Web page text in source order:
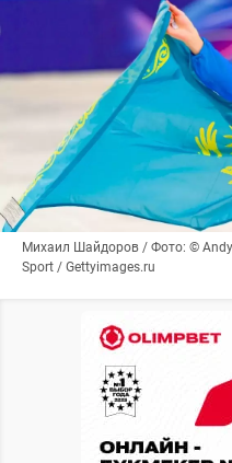
Михаил Шайдоров / Фото: ©
Sport / Gettyimages.ru